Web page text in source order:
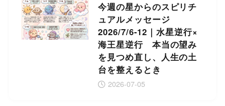
今週の星からのスピリチ
ュアルメッセージ
2026/7/6-12｜水星逆行×
海王星逆行 本当の望み
を見つめ直し、人生の土
台を整えるとき
2026-07-05